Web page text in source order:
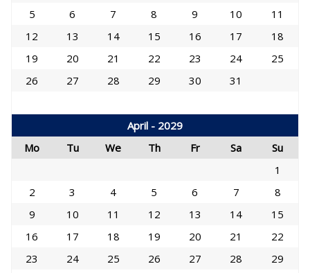
5
6 7 8 9 10
11
12
13 14 15 16 17
18
19
20 21 22 23 24
25
26
27 28 29 30 31
April - 2029
Mo
Tu We Th Fr Sa
Su
1
2
3 4 5 6 7
8
9
10 11 12 13 14
15
16
17 18 19 20 21
22
23
24 25 26 27 28
29